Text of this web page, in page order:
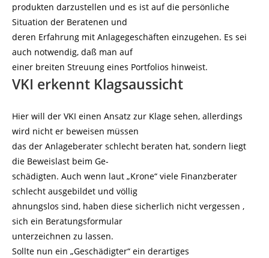
produkten darzustellen und es ist auf die persönliche
Situation der Beratenen und
deren Erfahrung mit Anlagegeschäften einzugehen. Es sei
auch notwendig, daß man auf
einer breiten Streuung eines Portfolios hinweist.
VKI erkennt Klagsaussicht
Hier will der VKI einen Ansatz zur Klage sehen, allerdings
wird nicht er beweisen müssen
das der Anlageberater schlecht beraten hat, sondern liegt
die Beweislast beim Ge-
schädigten. Auch wenn laut „Krone“ viele Finanzberater
schlecht ausgebildet und völlig
ahnungslos sind, haben diese sicherlich nicht vergessen ,
sich ein Beratungsformular
unterzeichnen zu lassen.
Sollte nun ein „Geschädigter“ ein derartiges